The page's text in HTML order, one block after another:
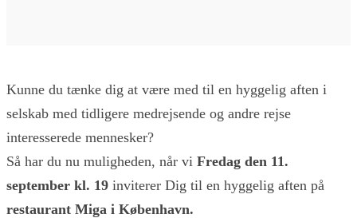
Kunne du tænke dig at være med til en hyggelig aften i
selskab med tidligere medrejsende og andre rejse
interesserede mennesker?
Så har du nu muligheden, når vi Fredag den 11.
september kl. 19 inviterer Dig til en hyggelig aften på
restaurant Miga i København.